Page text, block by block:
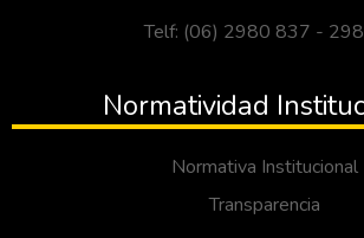
Telf: (06) 2980 837 -
Normatividad
Normativa Institucional
Transparencia